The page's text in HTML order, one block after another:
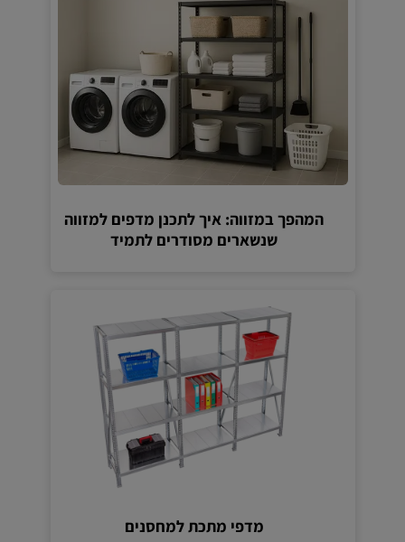
המהפך במזווה: איך לתכנן מדפים למזווה
שנשארים מסודרים לתמיד
מדפי מתכת למחסנים